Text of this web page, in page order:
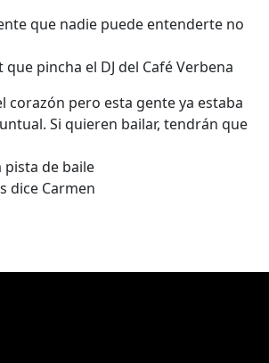
que nadie puede entenderte no
pincha el DJ del Café Verbena
corazón pero esta gente ya estaba
Si quieren bailar, tendrán que
de baile
dice Carmen